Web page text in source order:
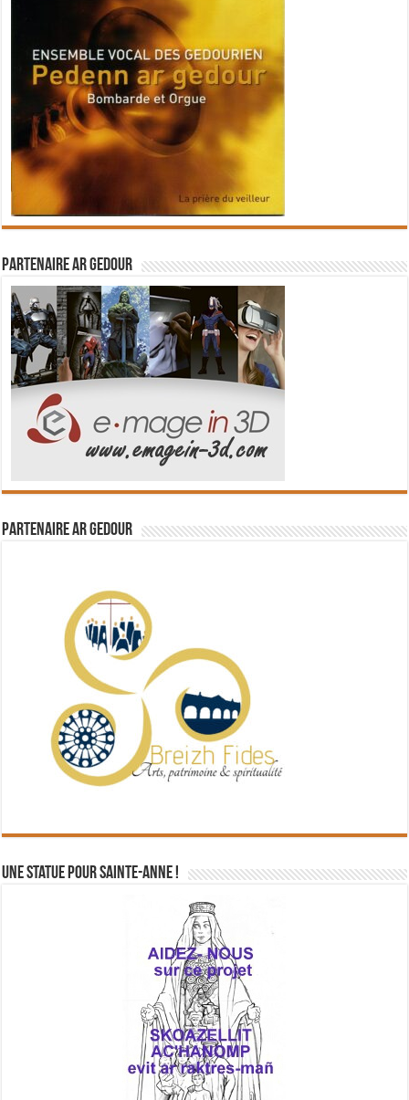
Partenaire Ar Gedour
Partenaire Ar Gedour
Une statue pour Sainte-Anne !